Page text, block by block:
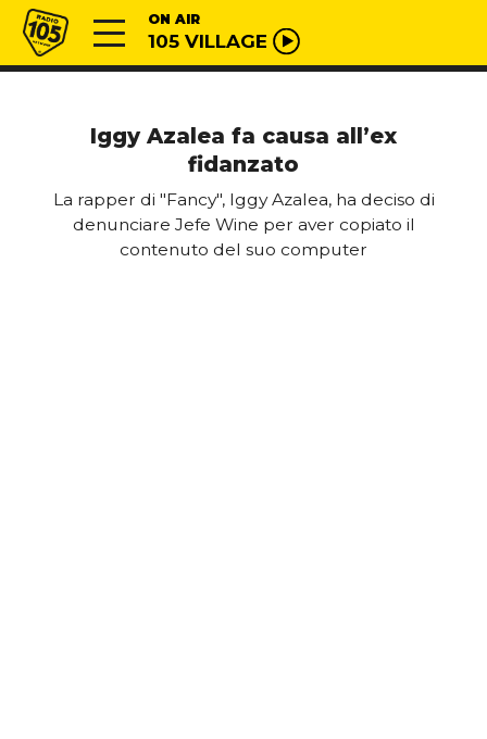
Vai al contenuto
Radio 105 ON AIR
105 VILLAGE
Iggy Azalea fa causa all’ex
fidanzato
La rapper di "Fancy", Iggy Azalea, ha deciso di
denunciare Jefe Wine per aver copiato il
contenuto del suo computer